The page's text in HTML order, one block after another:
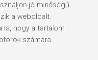
jó minőségű
a weboldalt.
hogy a tartalom
számára.